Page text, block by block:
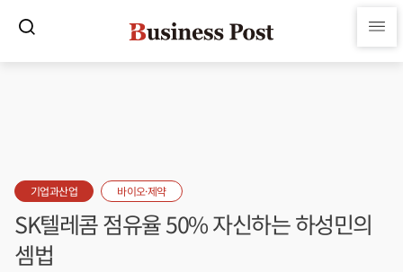
기업과산업 바이오·제약
SK텔레콤 점유율 50% 자신하는 하성민의
셈법